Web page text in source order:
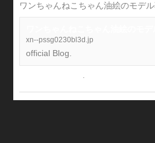
ワンちゃんねこちゃん油絵のモデ
xn--pssg0230bl3d.jp
official Blog.
·